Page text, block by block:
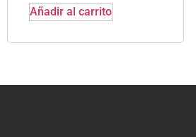
Añadir al carrito